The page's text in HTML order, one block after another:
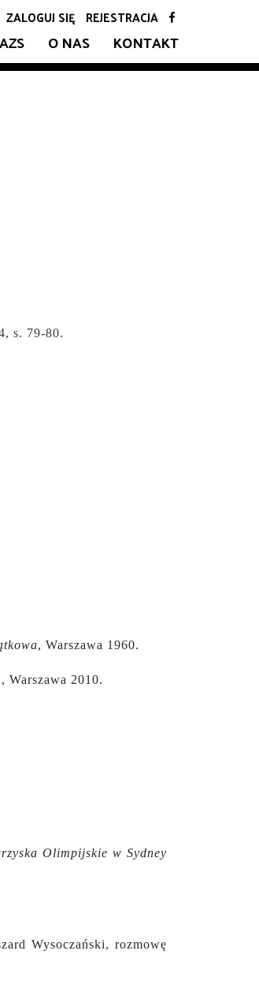
ZALOGUJ SIĘ REJESTRACJA
O NAS KONTAKT
s. 79-80.
, Warszawa 1960.
Warszawa 2010.
Olimpijskie w Sydney
Wysoczański, rozmowę